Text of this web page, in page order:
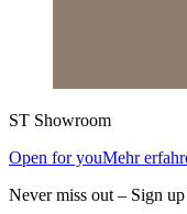
ST Showroom
Open for youMehr
Never miss out – Sign